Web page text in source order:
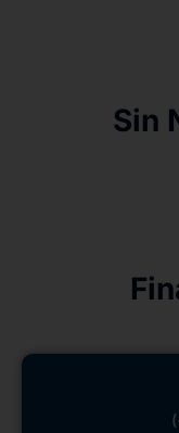
Sin